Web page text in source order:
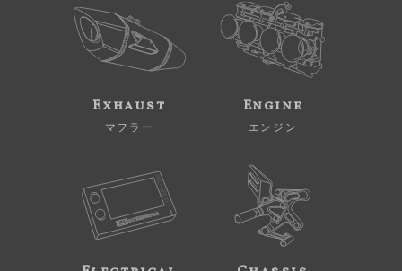
Exhaust
マフラー
Engine
エンジン